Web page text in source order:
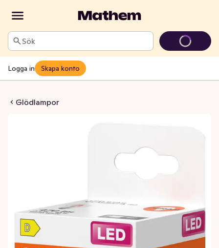
Sök
Logga in Skapa konto
Glödlampor
470lm (40W) Klar